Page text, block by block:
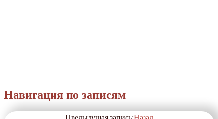
Навигация по записям